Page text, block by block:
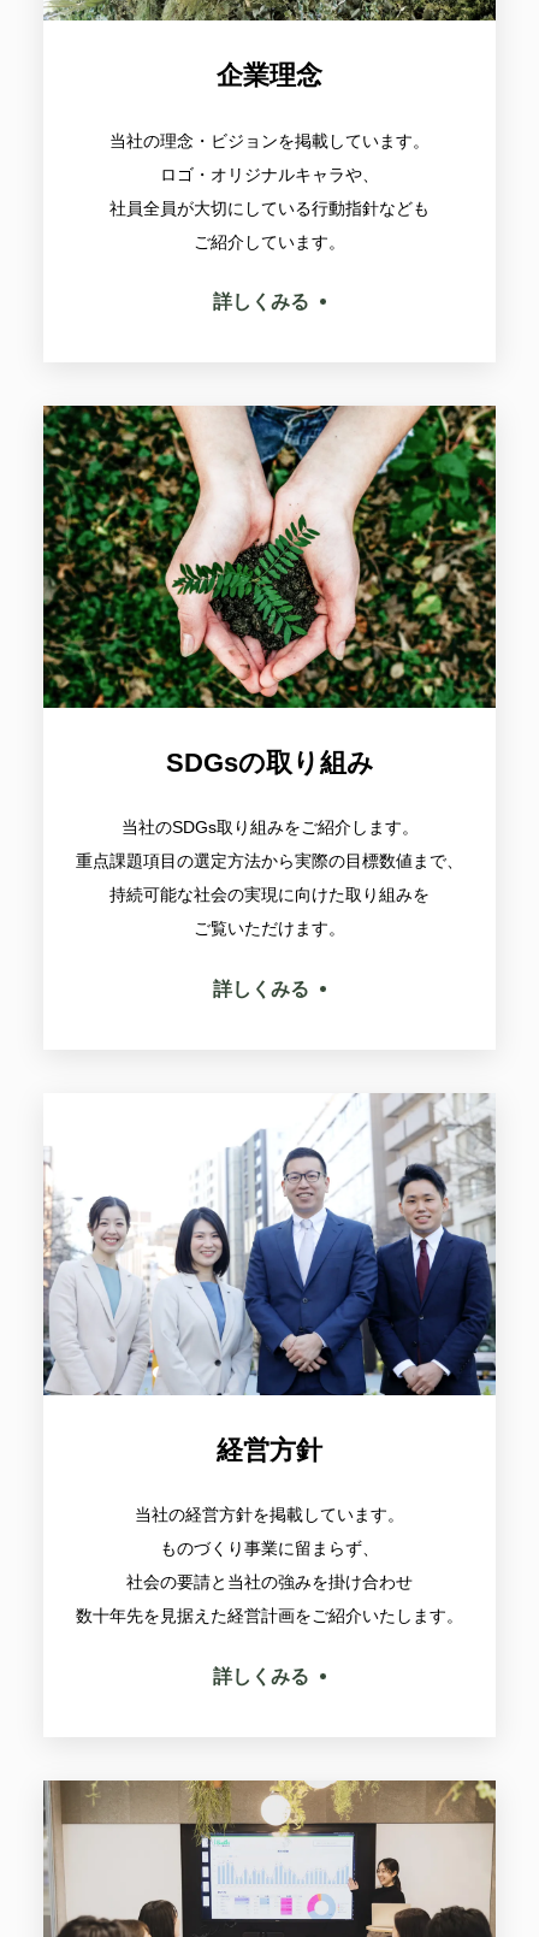
企業理念
当社の理念・ビジョンを掲載しています。
ロゴ・オリジナルキャラや、
社員全員が大切にしている行動指針なども
ご紹介しています。
詳しくみる
SDGsの取り組み
当社のSDGs取り組みをご紹介します。
重点課題項目の選定方法から実際の目標数値まで、
持続可能な社会の実現に向けた取り組みを
ご覧いただけます。
詳しくみる
経営方針
当社の経営方針を掲載しています。
ものづくり事業に留まらず、
社会の要請と当社の強みを掛け合わせ
数十年先を見据えた経営計画をご紹介いたします。
詳しくみる